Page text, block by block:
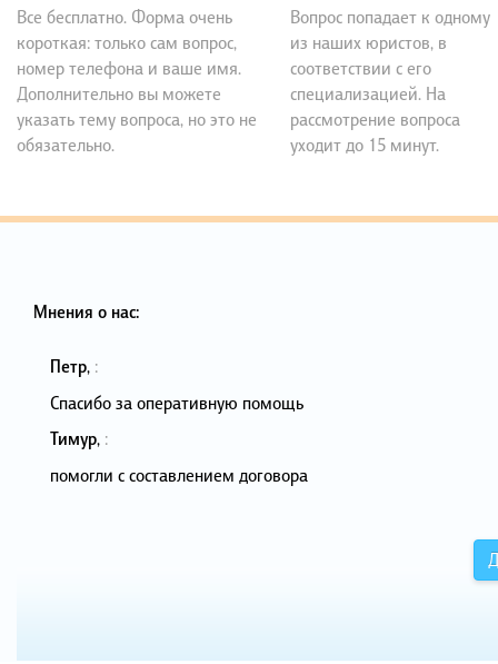
Все бесплатно. Форма очень
короткая: только сам вопрос,
номер телефона и ваше имя.
Дополнительно вы можете
указать тему вопроса, но это не
обязательно.
Вопрос попадает к одному
из наших юристов, в
соответствии с его
специализацией. На
рассмотрение вопроса
уходит до 15 минут.
Мнения о нас:
Петр, :
Спасибо за оперативную помощь
Тимур, :
помогли с составлением договора